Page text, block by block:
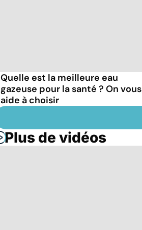
Quelle est la meilleure eau
gazeuse pour la santé ? On vous
aide à choisir
Plus de vidéos